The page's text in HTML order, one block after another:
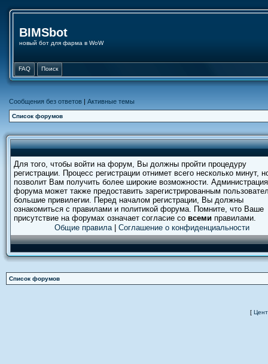
BIMSbot
новый бот для фарма в WoW
FAQ Поиск
Сообщения без ответов | Активные темы
Список форумов
Для того, чтобы войти на форум, Вы должны пройти процедуру
регистрации. Процесс регистрации отнимет всего несколько минут,
позволит Вам получить более широкие возможности. Администрация
форума может также предоставить зарегистрированным
большие привилегии. Перед началом регистрации, Вы должны
ознакомиться с правилами и политикой форума. Помните, что Ваше
присутствие на форумах означает согласие со всеми правилами.
Общие правила| Соглашение о конфиденциальности
Список форумов
[